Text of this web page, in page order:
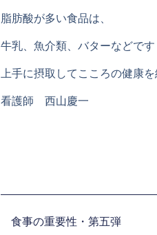
脂肪酸が多い食品は、
牛乳、魚介類、バターなどです
上手に摂取してこころの健
看護師 西山慶一
食事の重要性・第五弾